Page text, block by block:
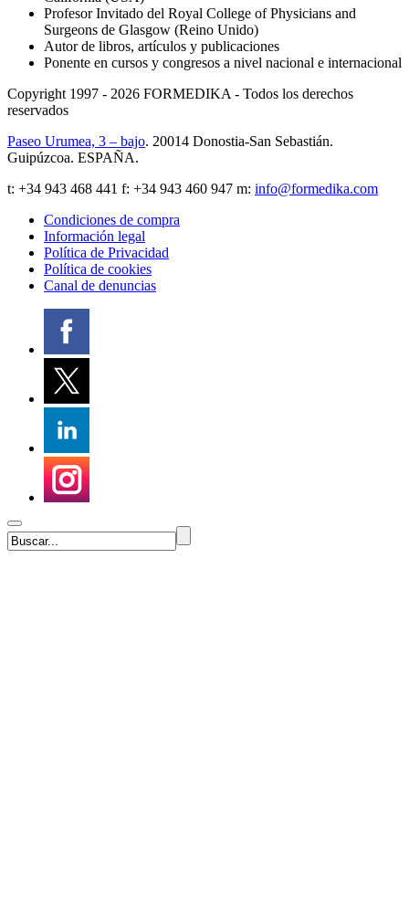
Profesor Invitado del Royal College of Physicians and
Surgeons de Glasgow (Reino Unido)
Autor de libros, artículos y publicaciones
Ponente en cursos y congresos a nivel nacional e internacional
Copyright 1997 - 2026 FORMEDIKA - Todos los derechos
reservados
Paseo Urumea, 3 – bajo. 20014 Donostia-San Sebastián.
Guipúzcoa. ESPAÑA.
t: +34 943 468 441 f: +34 943 460 947 m: info@formedika.com
Condiciones de compra
Información legal
Política de Privacidad
Política de cookies
Canal de denuncias